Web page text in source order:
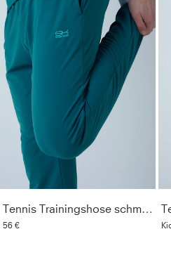
Tennis Trainingshose schmal, petrol grün
56 €